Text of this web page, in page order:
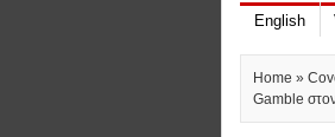
English
Home »
Gamble